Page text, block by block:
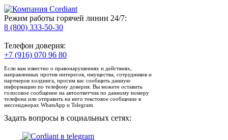
Режим работы горячей линии 24/7:
8 (800) 333-50-30
Телефон доверия:
+7 (916) 070 96 80
Если вам известно о правонарушениях и действиях,
направленных против интересов, имущества, сотрудников и
партнеров холдинга, просим вас сообщить данную
информацию по телефону доверия. Вы можете оставить
голосовое сообщение на автоответчик по данному номеру
телефона или отправить на него текстовое сообщение в
мессенджерах WhatsApp и Telegram.
Задать вопросы в социальных сетях: